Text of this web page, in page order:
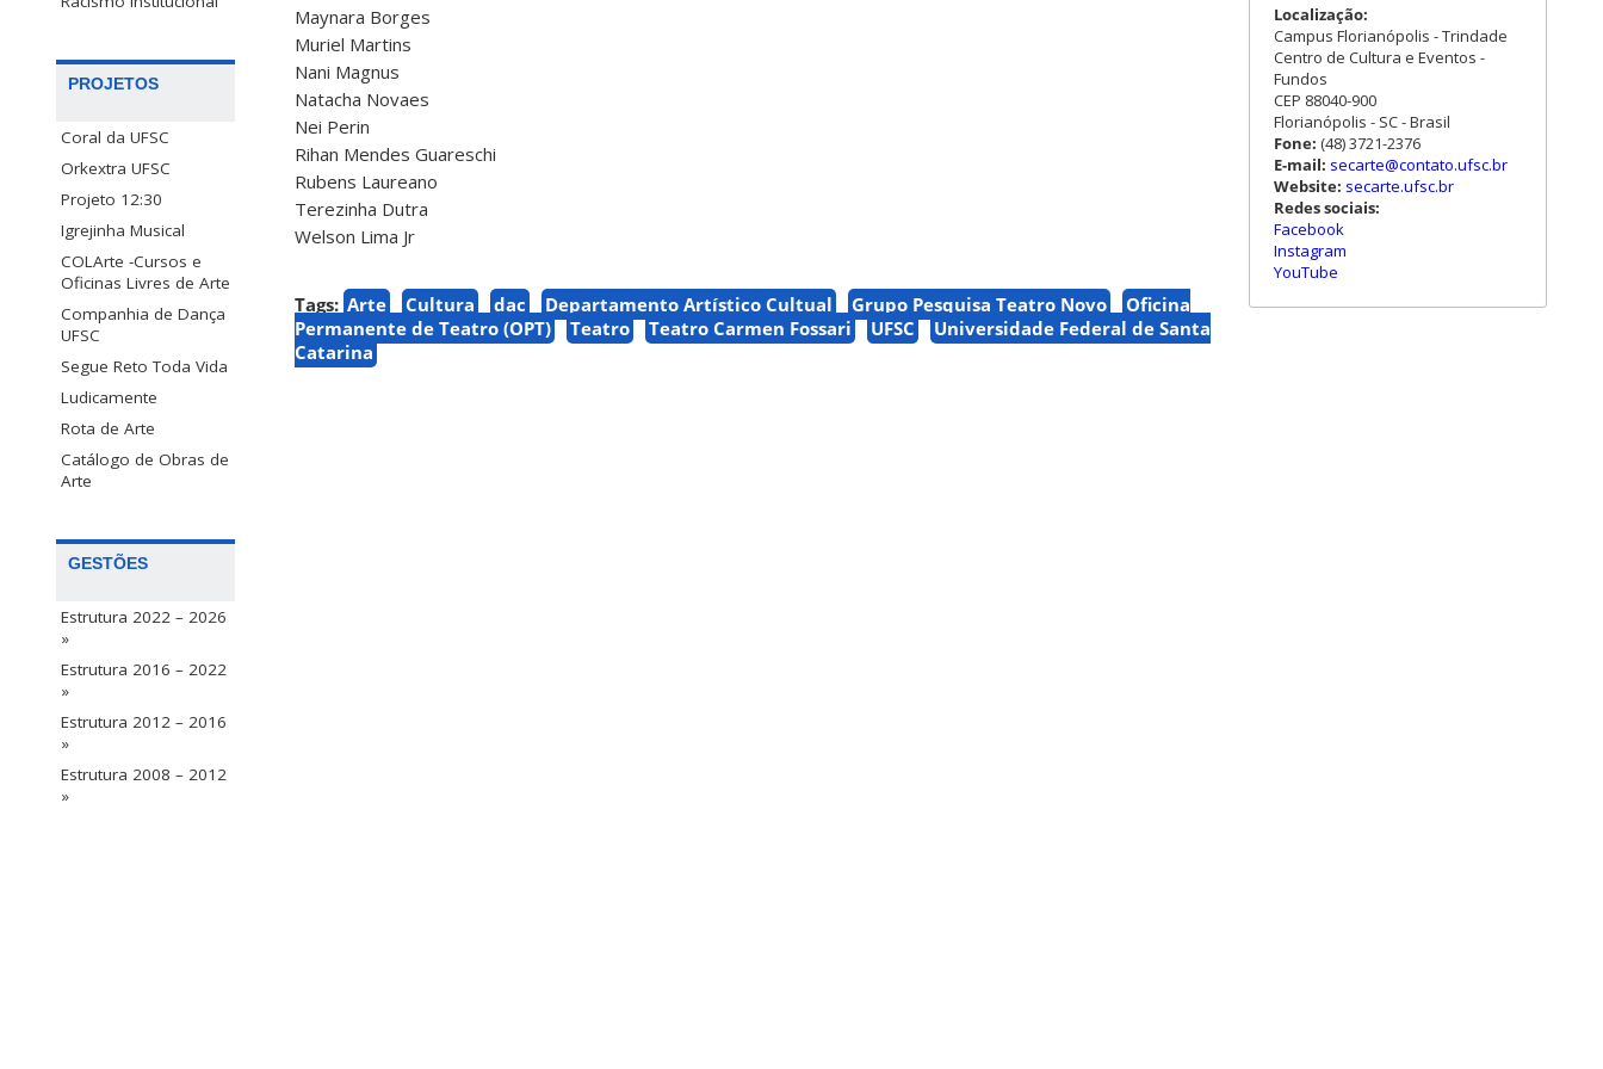
PROJETOS
Coral da UFSC
Orkextra UFSC
Projeto 12:30
Igrejinha Musical
COLArte -Cursos e
Oficinas Livres de Arte
Companhia de Dança
UFSC
Segue Reto Toda Vida
Ludicamente
Rota de Arte
Catálogo de Obras de
Arte
GESTÕES
Estrutura 2022 – 2026
»
Estrutura 2016 – 2022
»
Estrutura 2012 – 2016
»
Estrutura 2008 – 2012
»
Maynara Borges
Muriel Martins
Nani Magnus
Natacha Novaes
Nei Perin
Rihan Mendes Guareschi
Rubens Laureano
Terezinha Dutra
Welson Lima Jr
Tags: Arte Cultura dac Departamento Artístico Cultual Grupo Pesquisa Teatro Novo
Oficina
Permanente de Teatro (OPT)
Teatro Teatro Carmen Fossari UFSC
Universidade Federal de Santa
Catarina
Localização:
Campus Florianópolis - Trindade
Centro de Cultura e Eventos -
Fundos
CEP 88040-900
Florianópolis - SC - Brasil
Fone: (48) 3721-2376
E-mail: secarte@contato.ufsc.br
Website: secarte.ufsc.br
Redes sociais:
Facebook
Instagram
YouTube